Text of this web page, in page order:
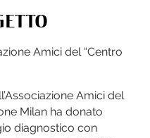
Amici del “Centro
Amici del
Milan ha donato
diagnostico con